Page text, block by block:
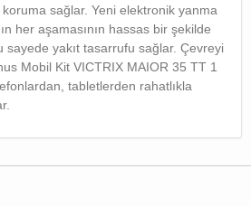
sağlar. Yeni elektronik yanma
her aşamasının hassas bir şekilde
sayede yakıt tasarrufu sağlar. Çevreyi
Mobil Kit VICTRIX MAIOR 35 TT 1
tabletlerden rahatlıkla